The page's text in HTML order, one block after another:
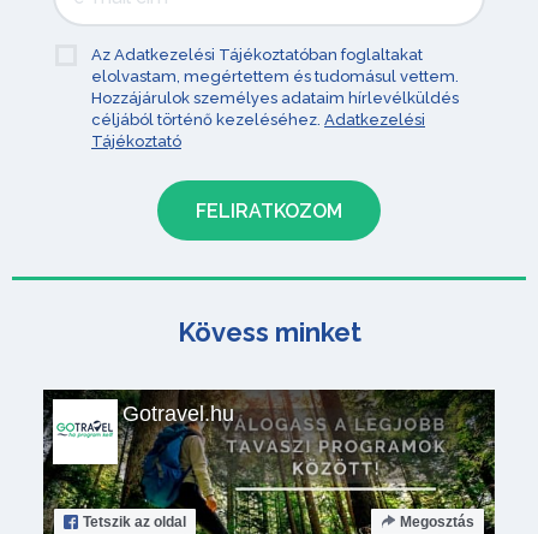
Az Adatkezelési Tájékoztatóban foglaltakat
elolvastam, megértettem és tudomásul vettem.
Hozzájárulok személyes adataim hírlevélküldés
céljából történő kezeléséhez. Adatkezelési
Tájékoztató
Kövess minket
Gotravel.hu
Tetszik az oldal Megosztás